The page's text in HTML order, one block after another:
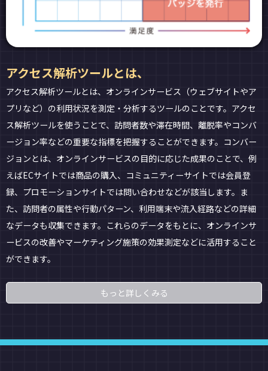
アクセス解析ツールとは、
アクセス解析ツールとは、オンラインサービス（ウェブサイトやア
プリなど）の利用状況を測定・分析するツールのことです。アクセ
ス解析ツールを使うことで、訪問者数や滞在時間、離脱率やコンバ
ージョン率などの重要な指標を把握することができます。コンバー
ジョンとは、オンラインサービスの目的に応じた成果のことで、例
えばECサイトでは商品の購入、コミュニティーサイトでは会員登
録、プロモーションサイトでは問い合わせなどが該当します。ま
た、訪問者の属性や行動パターン、利用端末や流入経路などの詳細
なデータも収集できます。これらのデータをもとに、オンラインサ
ービスの改善やマーケティング施策の効果測定などに活用すること
ができます。
もっと詳しくみる